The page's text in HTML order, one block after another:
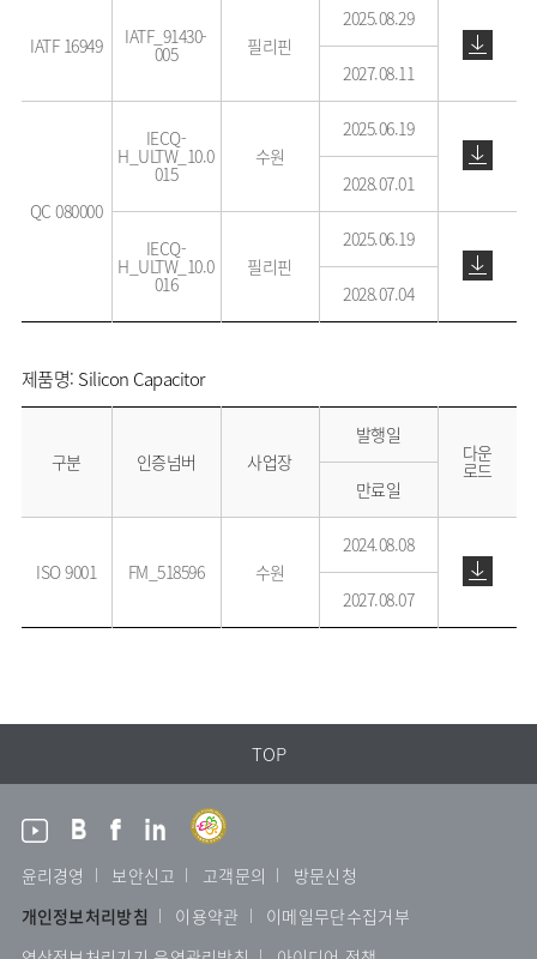
IATF 16949 IATF_91430-
005 필리핀
2025.08.29
2027.08.11
QC 080000
IECQ-
H_ULTW_10.0
015
수원
2025.06.19
2028.07.01
IECQ-
H_ULTW_10.0
016
필리핀
2025.06.19
2028.07.04
제품명: Silicon Capacitor
구분 인증넘버 사업장
발행일
다운
로드
만료일
ISO 9001 FM_518596 수원
2024.08.08
2027.08.07
TOP
윤리경영 보안신고 고객문의
방문신청
개인정보처리방침
이용약관
이메일무단수집거부